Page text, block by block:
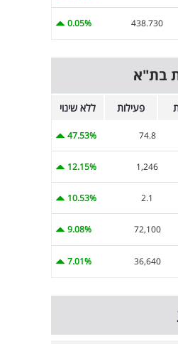
438.730
0.05%
בת"א
פעילות ללא שינוי
74.8
47.53%
1,246
12.15%
2.1
10.53%
72,100
9.08%
36,640
7.01%